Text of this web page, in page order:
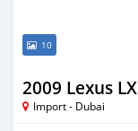
10
2009 Lexus LX
Import - Dubai